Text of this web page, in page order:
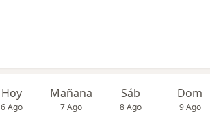
Hoy
6 Ago
Mañana
7 Ago
Sáb
8 Ago
Dom
9 Ago